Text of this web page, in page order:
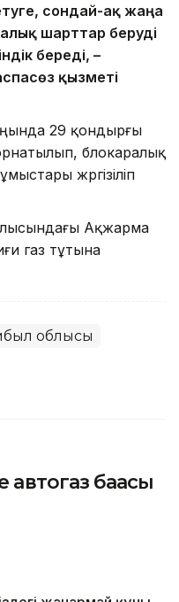
сондай-ақ жаңа
шарттар беруді
береді, –
қызметі
29 қондырғы
блокаралық
жүргізіліп
Ақжарма
газ тұтына
облысы
бағасы